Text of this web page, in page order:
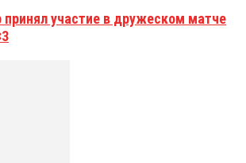
принял участие в дружеском матче